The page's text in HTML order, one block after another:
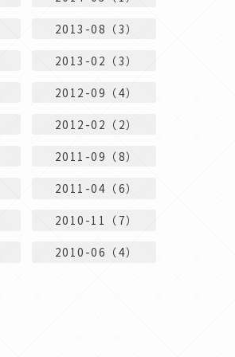
2013-08（3）
2013-02（3）
2012-09（4）
2012-02（2）
2011-09（8）
2011-04（6）
2010-11（7）
2010-06（4）